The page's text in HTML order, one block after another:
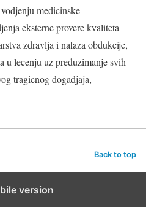
medicinske
eksterne provere kvaliteta
zdravlja i nalaza obdukcije,
u lecenju uz preduzimanje svih
tragicnog dogadjaja,
Back to top
version